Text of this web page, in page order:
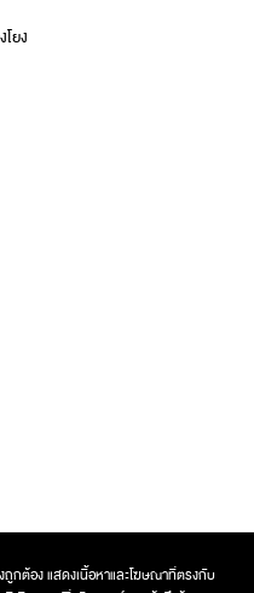
ยง
งถูกต้อง แสดงเนื้อหาและโฆษณาที่ตรงกับ